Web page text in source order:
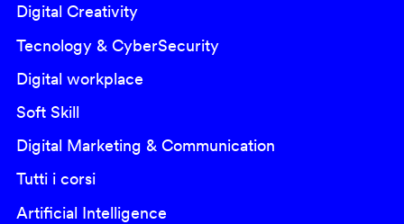
Digital Creativity
Tecnology & CyberSecurity
Digital workplace
Soft Skill
Digital Marketing & Communication
Tutti i corsi
Artificial Intelligence